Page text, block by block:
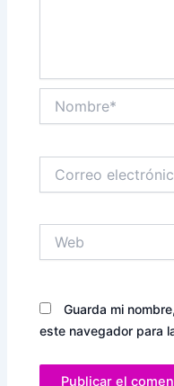
electrónico*
Guarda mi
este navegador para